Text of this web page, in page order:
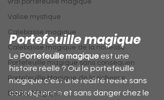
vrai portefeuille magique
Valise mystique
Calebasse magique
Calebasse magique de la richesse
Portefeuille magique sans conséquen
Portefeuille Magique de la richesse
Bedou Magique
Portefeuille magique
Le Portefeuille magique est une
histoire réelle ? Oui le portefeuille
magique c’est une réalité réelle sans
conséquence et sans danger chez le